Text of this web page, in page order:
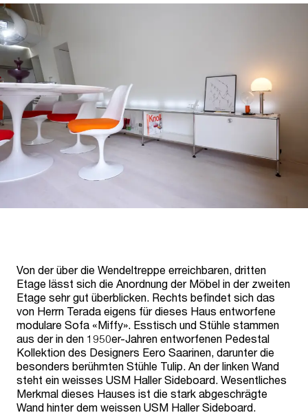
Von der über die Wendeltreppe erreichbaren, dritten
Etage lässt sich die Anordnung der Möbel in der zweiten
Etage sehr gut überblicken. Rechts befindet sich das
von Herrn Terada eigens für dieses Haus entworfene
modulare Sofa «Miffy». Esstisch und Stühle stammen
aus der in den 1950er-Jahren entworfenen Pedestal
Kollektion des Designers Eero Saarinen, darunter die
besonders berühmten Stühle Tulip. An der linken Wand
steht ein weisses USM Haller Sideboard. Wesentliches
Merkmal dieses Hauses ist die stark abgeschrägte
Wand hinter dem weissen USM Haller Sideboard.